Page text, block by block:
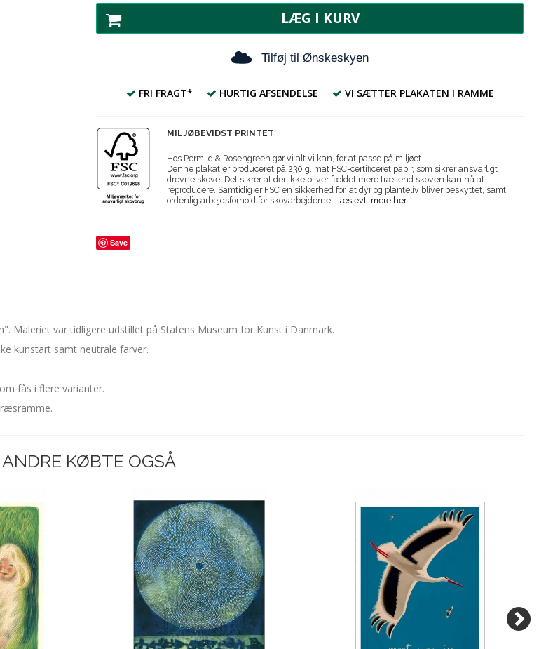
LÆG I KURV
Tilføj til Ønskeskyen
FRI FRAGT* HURTIG AFSENDELSE VI SÆTTER PLAKATEN I RAMME
MILJØBEVIDST PRINTET
Hos Permild & Rosengreen gør vi alt vi kan, for at passe på miljøet.
Denne plakat er produceret på 230 g. mat FSC-certificeret papir, som sikrer ansvarligt
drevne skove. Det sikrer at der ikke bliver fældet mere træ, end skoven kan nå at
reproducere. Samtidig er FSC en sikkerhed for, at dyr og planteliv bliver beskyttet, samt
ordenlig arbejdsforhold for skovarbejderne. Læs evt. mere her.
Save
Maleriet var tidligere udstillet på Statens Museum for Kunst i Danmark.
kunstart samt neutrale farver.
fås i flere varianter.
ANDRE KØBTE OGSÅ